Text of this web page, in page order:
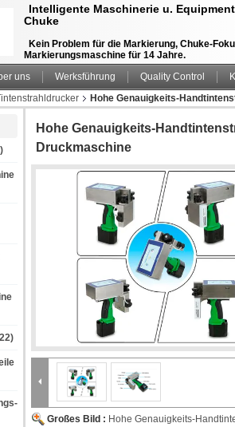
Intelligente Maschinerie u.
Chuke
Kein Problem für die Markierung, Chuke-
Markierungsmaschine für 14 Jahre.
uns Werksführung Quality Control
Hohe Genauigkeits-
Hohe Genauigkeits-
Druckmaschine
Großes Bild : Hohe Genauigkeits-